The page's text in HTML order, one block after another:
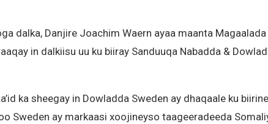
dalka, Danjire Joachim Waern ayaa maanta Magaalada
in dalkiisu uu ku biiray Sanduuqa Nabadda &
ka sheegay in Dowladda Sweden ay dhaqaale ku
Sweden ay markaasi xoojineyso taageeradeeda